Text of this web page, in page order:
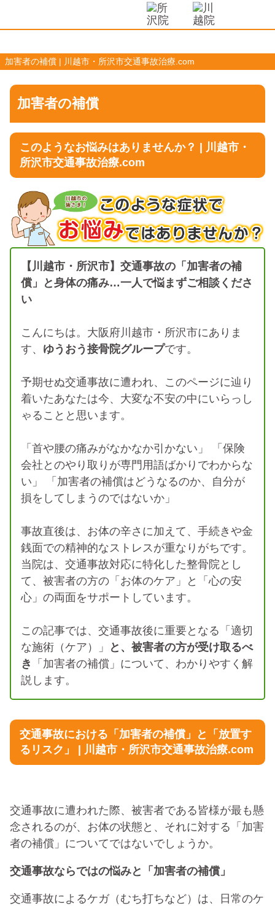
加害者の補償 | 川越市・所沢市交通事故治療.com
加害者の補償
このようなお悩みはありませんか？ | 川越市・
所沢市交通事故治療.com
【川越市・所沢市】交通事故の「加害者の補
償」と身体の痛み…一人で悩まずご相談くださ
い
こんにちは。大阪府川越市・所沢市にありま
す、 ゆうおう接骨院グループです。
予期せぬ交通事故に遭われ、このページに辿り
着いたあなたは今、大変な不安の中にいらっし
ゃることと思います。
「首や腰の痛みがなかなか引かない」 「保険
会社とのやり取りが専門用語ばかりでわからな
い」 「加害者の補償はどうなるのか、自分が
損をしてしまうのではないか」
事故直後は、お体の辛さに加えて、手続きや金
銭面での精神的なストレスが重なりがちです。
当院は、交通事故対応に特化した整骨院とし
て、被害者の方の「お体のケア」と「心の安
心」の両面をサポートしています。
この記事では、交通事故後に重要となる「適切
な施術（ケア）」
と、被害者の方が受け取るべ
き
「加害者の補償」について、わかりやすく解
説します。
交通事故における「加害者の補償」と「放置す
るリスク」 | 川越市・所沢市交通事故治療.com
交通事故に遭われた際、被害者である皆様が最も懸
念されるのが、お体の状態と、それに対する「加害
者の補償」についてではないでしょうか。
交通事故ならではの悩みと「加害者の補償」
交通事故によるケガ（むち打ちなど）は、日常のケ